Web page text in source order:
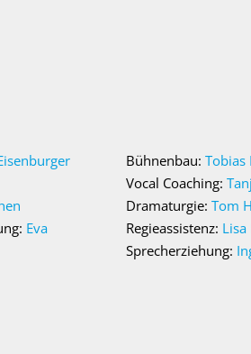
Eva
Bühnenbau:Tobias
Vocal Coaching:
Dramaturgie:Tom
Regieassistenz: Lisa
Sprecherziehung: